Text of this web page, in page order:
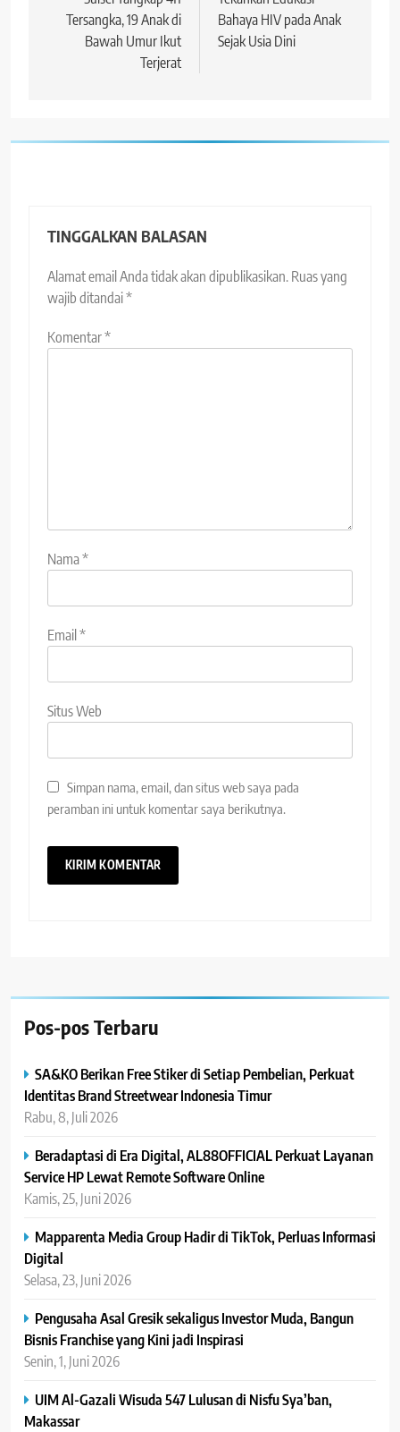
Tersangka, 19 Anak di
Bawah Umur Ikut
Terjerat
Bahaya HIV pada Anak
Sejak Usia Dini
TINGGALKAN BALASAN
Alamat email Anda tidak akan dipublikasikan. Ruas yang
wajib ditandai*
Komentar*
Nama*
Email *
Situs Web
Simpan nama, email, dan situs web saya pada
peramban ini untuk komentar saya berikutnya.
Pos-pos Terbaru
SA&KO Berikan Free Stiker di Setiap Pembelian, Perkuat
Identitas Brand Streetwear Indonesia Timur
Rabu, 8, Juli 2026
Beradaptasi di Era Digital, AL88OFFICIAL Perkuat Layanan
Service HP Lewat Remote Software Online
Kamis, 25, Juni 2026
Mapparenta Media Group Hadir di TikTok, Perluas Informasi
Digital
Selasa, 23, Juni 2026
Pengusaha Asal Gresik sekaligus Investor Muda, Bangun
Bisnis Franchise yang Kini jadi Inspirasi
Senin, 1, Juni 2026
UIM Al-Gazali Wisuda 547 Lulusan di Nisfu Sya’ban,
Makassar